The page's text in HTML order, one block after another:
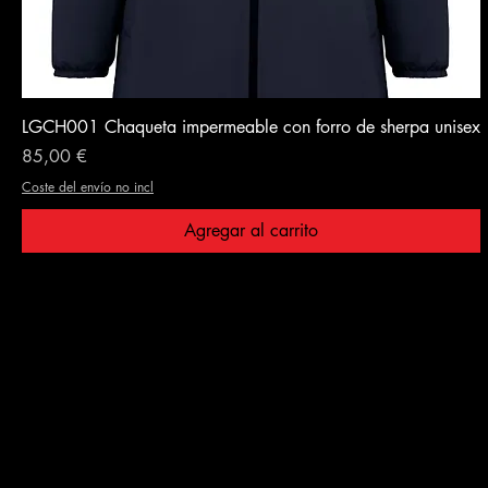
LGCH001 Chaqueta impermeable con forro de sherpa unisex
Precio
85,00 €
Coste del envío no incl
Agregar al carrito